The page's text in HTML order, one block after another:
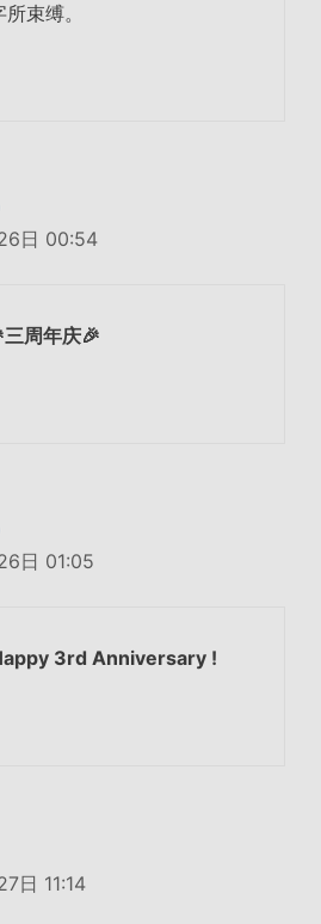
束缚。
日 00:54
周年庆🎉
日 01:05
3rd Anniversary !
日 11:14